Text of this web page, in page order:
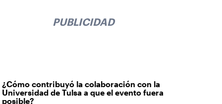
PUBLICIDAD
¿Cómo contribuyó la colaboración con la
Universidad de Tulsa a que el evento fuera
posible?